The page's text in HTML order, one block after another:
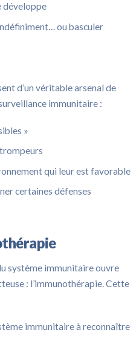
développe
ou basculer
d’un véritable arsenal de
immunitaire :
»
qui leur est favorable
certaines défenses
système immunitaire ouvre
: l’immunothérapie. Cette
immunitaire à reconnaître